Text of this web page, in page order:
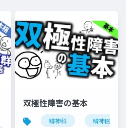
双極性障害の基本
精神科 精神医学